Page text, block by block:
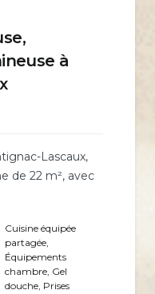
à
Lascaux,
de 22 m², avec
Cuisine équipée
partagée,
Équipements
chambre, Gel
douche, Prises